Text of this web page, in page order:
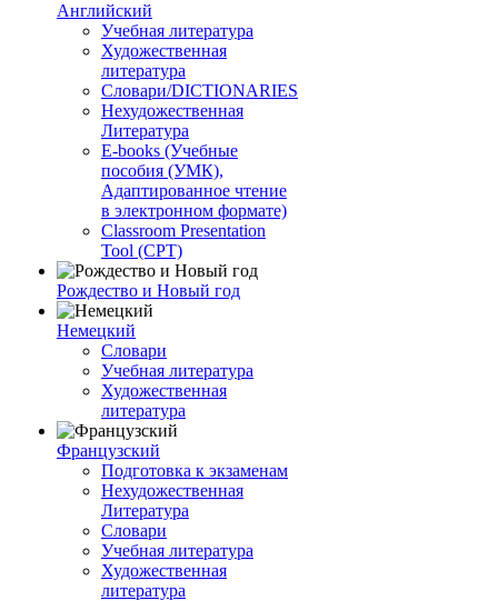
Английский
Учебная литература
Художественная
литература
Словари/DICTIONARIES
Нехудожественная
Литература
E-books (Учебные
пособия (УМК),
Адаптированное чтение
в электронном формате)
Classroom Presentation
Tool (CPT)
Рождество и Новый год
Немецкий
Словари
Учебная литература
Художественная
литература
Французский
Подготовка к экзаменам
Нехудожественная
Литература
Словари
Учебная литература
Художественная
литература